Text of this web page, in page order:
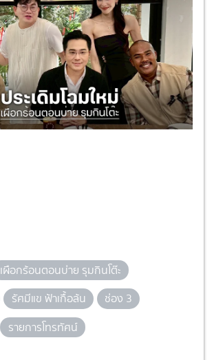
เผือกร้อนตอนบ่าย รุมกินโต๊ะ
รัศมีแข ฟ้าเกื้อล้น
ช่อง 3
รายการโทรทัศน์